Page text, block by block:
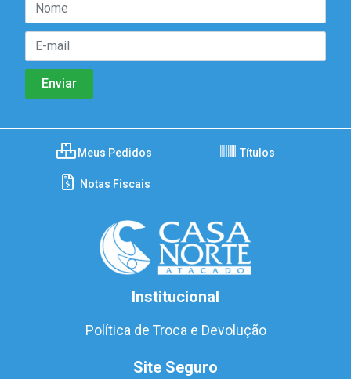
Meus Pedidos Títulos
Notas Fiscais
Institucional
Política de Troca e Devolução
Site Seguro